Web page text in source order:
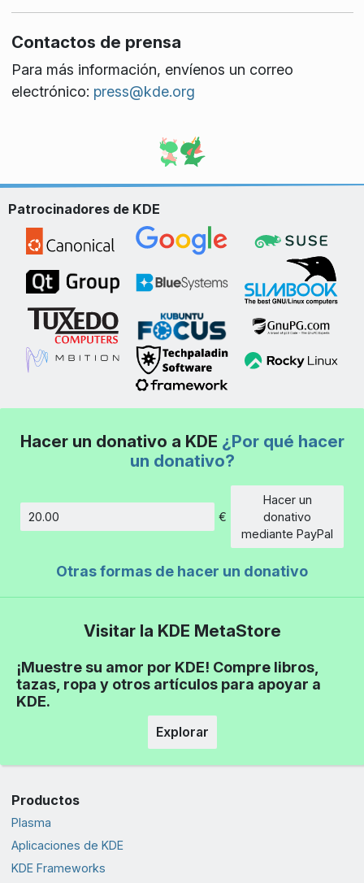
Contactos de prensa
Para más información, envíenos un correo
electrónico: press@kde.org
Patrocinadores de KDE
Hacer un donativo a KDE ¿Por qué hacer
un donativo?
Cantidad
€
Hacer un
donativo
mediante PayPal
Otras formas de hacer un donativo
Visitar la KDE MetaStore
¡Muestre su amor por KDE! Compre libros,
tazas, ropa y otros artículos para apoyar a
KDE.
Explorar
Productos
Plasma
Aplicaciones de KDE
KDE Frameworks